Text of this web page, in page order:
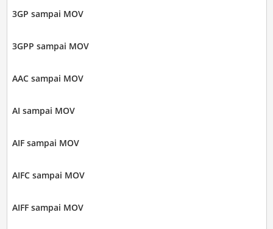
3GP sampai MOV
3GPP sampai MOV
AAC sampai MOV
AI sampai MOV
AIF sampai MOV
AIFC sampai MOV
AIFF sampai MOV